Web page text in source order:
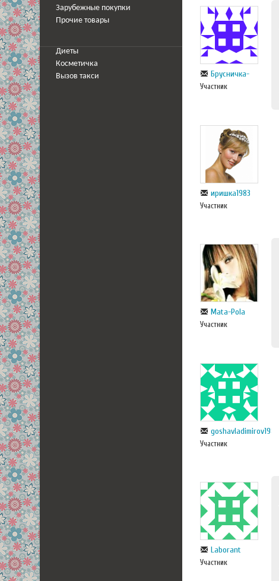
Зарубежные покупки
Прочие товары
Диеты
Косметичка
Вызов такси
Брусничка-
Участник
иришка1983
Участник
Mata-Pola
Участник
goshavladimirov1987
Участник
Laborant
Участник